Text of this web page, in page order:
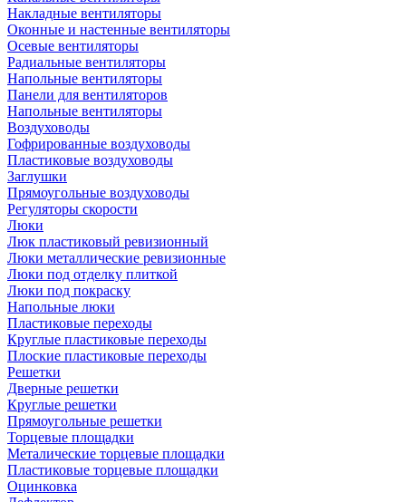
Накладные вентиляторы
Оконные и настенные вентиляторы
Осевые вентиляторы
Радиальные вентиляторы
Напольные вентиляторы
Панели для вентиляторов
Напольные вентиляторы
Воздуховоды
Гофрированные воздуховоды
Пластиковые воздуховоды
Заглушки
Прямоугольные воздуховоды
Регуляторы скорости
Люки
Люк пластиковый ревизионный
Люки металлические ревизионные
Люки под отделку плиткой
Люки под покраску
Напольные люки
Пластиковые переходы
Круглые пластиковые переходы
Плоские пластиковые переходы
Решетки
Дверные решетки
Круглые решетки
Прямоугольные решетки
Торцевые площадки
Металические торцевые площадки
Пластиковые торцевые площадки
Оцинковка